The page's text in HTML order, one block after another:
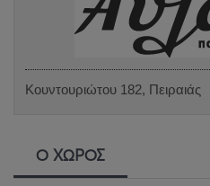
Κουντουριώτου 182, Πειραιάς
Ο ΧΩΡΟΣ